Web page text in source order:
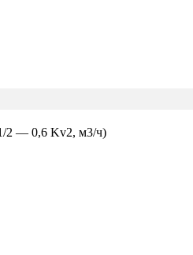
2 — 0,6 Kv2, м3/ч)